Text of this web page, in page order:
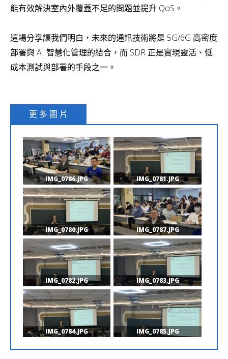
能有效解決室內外覆蓋不足的問題並提升 QoS。
這場分享讓我們明白，未來的通訊技術將是 5G/6G 高密度
部署與 AI 智慧化管理的結合，而 SDR 正是實現靈活、低
成本測試與部署的手段之一。
更 多 圖 片
IMG_0786.JPG IMG_0781.JPG
IMG_0780.JPG IMG_0787.JPG
IMG_0782.JPG IMG_0783.JPG
IMG_0784.JPG IMG_0785.JPG